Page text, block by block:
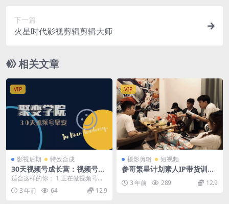
下一篇
火星时代影视剪辑剪辑大师
相关文章
VIP
影视后期 特效合成
30天视频号成长营：视频号制
作筹备+视频剪辑+视频号运营
适合这样的你： 1.正在做视频号，
但因为没人观看点赞而想放弃? 2.加
入了其他点...
3 年前 64 12.9
VIP
摄影剪辑 短视频
参哥繁星计划素人IP带货训练
3 年前 289 12.9